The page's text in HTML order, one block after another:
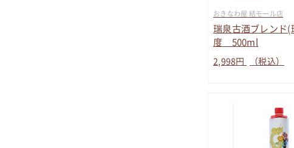
おきなわ屋 結モール店
瑞泉古酒ブレンド(
度 500ml
2,998円 （税込）